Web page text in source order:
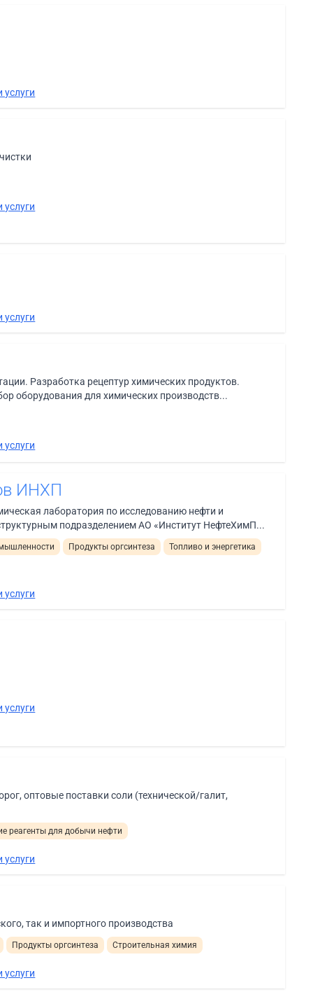
услуги
услуги
услуги
Разработка рецептур химических продуктов.
оборудования для химических производств...
услуги
ИНХП
лаборатория по исследованию нефти и
подразделением АО «Институт НефтеХимП...
Продукты оргсинтеза
Топливо и энергетика
услуги
услуги
оптовые поставки соли (технической/галит,
реагенты для добычи нефти
услуги
так и импортного производства
Продукты оргсинтеза Строительная химия
услуги